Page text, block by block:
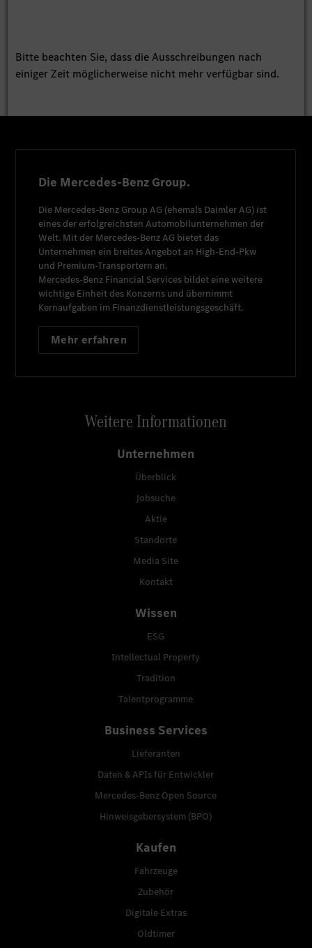
Bitte beachten Sie, dass die Ausschreibungen nach
einiger Zeit möglicherweise nicht mehr verfügbar sind.
Die Mercedes-Benz Group.
Die Mercedes-Benz Group AG (ehemals Daimler AG) ist
eines der erfolgreichsten Automobilunternehmen der
Welt. Mit der Mercedes-Benz AG bietet das
Unternehmen ein breites Angebot an High-End-Pkw
und Premium-Transportern an.
Mercedes-Benz Financial Services bildet eine weitere
wichtige Einheit des Konzerns und übernimmt
Kernaufgaben im Finanzdienstleistungsgeschäft.
Mehr erfahren
Weitere Informationen
Unternehmen
Überblick
Jobsuche
Aktie
Standorte
Media Site
Kontakt
Wissen
ESG
Intellectual Property
Tradition
Talentprogramme
Business Services
Lieferanten
Daten & APIs für Entwickler
Mercedes-Benz Open Source
Hinweisgebersystem (BPO)
Kaufen
Fahrzeuge
Zubehör
Digitale Extras
Oldtimer